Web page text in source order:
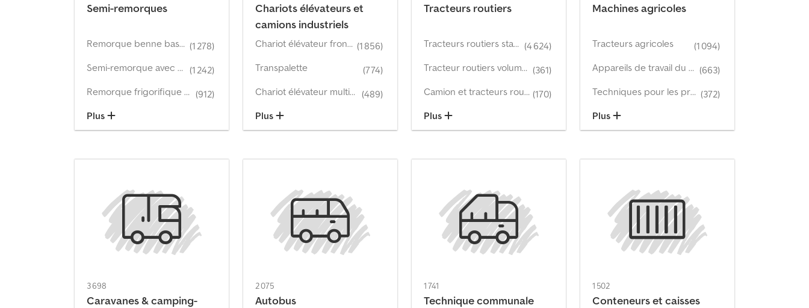
Semi-remorques
Remorque benne basculante (1 278)
Semi-remorque avec plateau et bâche (1 242)
Remorque frigorifique & caisse isotherme pour produits frais (912)
Plus
Chariots élévateurs et
camions industriels
Chariot élévateur frontal (1 856)
Transpalette
(774)
Chariot élévateur multidirectionnel (489)
Plus
Tracteurs routiers
Tracteurs routiers standard (4 624)
Tracteur routiers volumétrique (361)
Camion et tracteurs routiers pour charges lourdes (170)
Plus
Machines agricoles
Tracteurs agricoles
(1 094)
Appareils de travail du sol (663)
Techniques pour les prairies (372)
Plus
3 698
Caravanes & camping-
2 075
Autobus
1 741
Technique communale
1 502
Conteneurs et caisses